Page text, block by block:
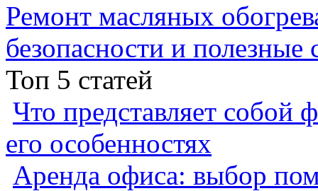
Ремонт масляных
безопасности и полезные
Топ 5 статей
Что представляет собой
его особенностях
Аренда офиса: выбор